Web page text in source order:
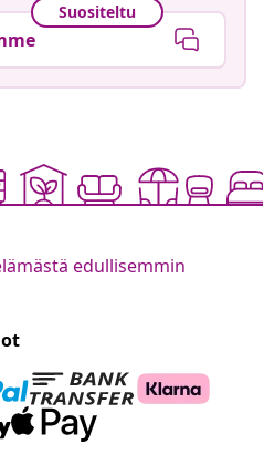
Suositeltu
edullisemmin